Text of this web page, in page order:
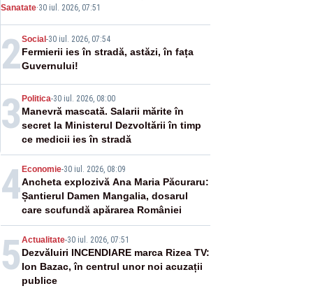
Sanatate·30 iul. 2026, 07:51
2Social -30 iul. 2026, 07:54
Fermierii ies în stradă, astăzi, în fața
Guvernului!
3 Politica-30 iul. 2026, 08:00
Manevră mascată. Salarii mărite în
secret la Ministerul Dezvoltării în timp
ce medicii ies în stradă
4 Economie-30 iul. 2026, 08:09
Ancheta explozivă Ana Maria Păcuraru:
Șantierul Damen Mangalia, dosarul
care scufundă apărarea României
5 Actualitate-30 iul. 2026, 07:51
Dezvăluiri INCENDIARE marca Rizea TV:
Ion Bazac, în centrul unor noi acuzații
publice